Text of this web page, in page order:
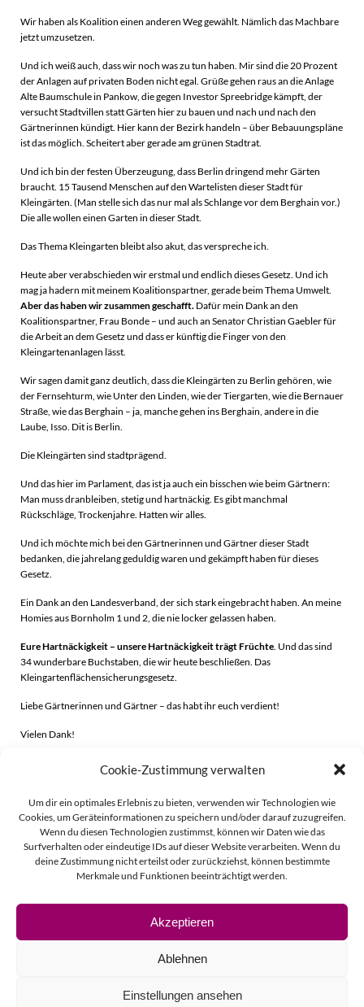
Cookie-Zustimmung verwalten
Um dir ein optimales Erlebnis zu bieten, verwenden wir Technologien wie
Cookies, um Geräteinformationen zu speichern und/oder darauf zuzugreifen.
Wenn du diesen Technologien zustimmst, können wir Daten wie das
Surfverhalten oder eindeutige IDs auf dieser Website verarbeiten. Wenn du
deine Zustimmung nicht erteilst oder zurückziehst, können bestimmte
Merkmale und Funktionen beeinträchtigt werden.
Akzeptieren
Ablehnen
Einstellungen ansehen
Wir haben als Koalition einen anderen Weg gewählt. Nämlich das Machbare
jetzt umzusetzen.
Und ich weiß auch, dass wir noch was zu tun haben. Mir sind die 20 Prozent
der Anlagen auf privaten Boden nicht egal. Grüße gehen raus an die Anlage
Alte Baumschule in Pankow, die gegen Investor Spreebridge kämpft, der
versucht Stadtvillen statt Gärten hier zu bauen und nach und nach den
Gärtnerinnen kündigt. Hier kann der Bezirk handeln – über Bebauungspläne
ist das möglich. Scheitert aber gerade am grünen Stadtrat.
Und ich bin der festen Überzeugung, dass Berlin dringend mehr Gärten
braucht. 15 Tausend Menschen auf den Wartelisten dieser Stadt für
Kleingärten. (Man stelle sich das nur mal als Schlange vor dem Berghain vor.)
Die alle wollen einen Garten in dieser Stadt.
Das Thema Kleingarten bleibt also akut, das verspreche ich.
Heute aber verabschieden wir erstmal und endlich dieses Gesetz. Und ich
mag ja hadern mit meinem Koalitionspartner, gerade beim Thema Umwelt.
Aber das haben wir zusammen geschafft. Dafür mein Dank an den
Koalitionspartner, Frau Bonde – und auch an Senator Christian Gaebler für
die Arbeit an dem Gesetz und dass er künftig die Finger von den
Kleingartenanlagen lässt.
Wir sagen damit ganz deutlich, dass die Kleingärten zu Berlin gehören, wie
der Fernsehturm, wie Unter den Linden, wie der Tiergarten, wie die Bernauer
Straße, wie das Berghain – ja, manche gehen ins Berghain, andere in die
Laube, Isso. Dit is Berlin.
Die Kleingärten sind stadtprägend.
Und das hier im Parlament, das ist ja auch ein bisschen wie beim Gärtnern:
Man muss dranbleiben, stetig und hartnäckig. Es gibt manchmal
Rückschläge, Trockenjahre. Hatten wir alles.
Und ich möchte mich bei den Gärtnerinnen und Gärtner dieser Stadt
bedanken, die jahrelang geduldig waren und gekämpft haben für dieses
Gesetz.
Ein Dank an den Landesverband, der sich stark eingebracht haben. An meine
Homies aus Bornholm 1 und 2, die nie locker gelassen haben.
Eure Hartnäckigkeit – unsere Hartnäckigkeit trägt Früchte. Und das sind
34 wunderbare Buchstaben, die wir heute beschließen. Das
Kleingartenflächensicherungsgesetz.
Liebe Gärtnerinnen und Gärtner – das habt ihr euch verdient!
Vielen Dank!
© 2026 Linda Vierecke.